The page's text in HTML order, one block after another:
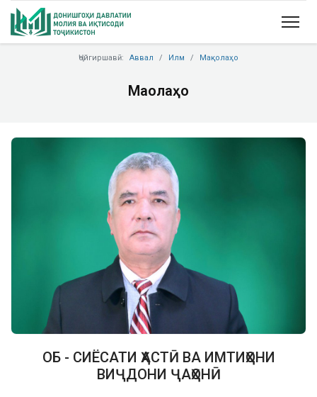
Ҷойгиршавӣ: Аввал Илм Мақолаҳо
Мақолаҳо
ОБ - СИЁСАТИ ҲАСТӢ ВА ИМТИҲОНИ
ВИҶДОНИ ҶАҲОНӢ